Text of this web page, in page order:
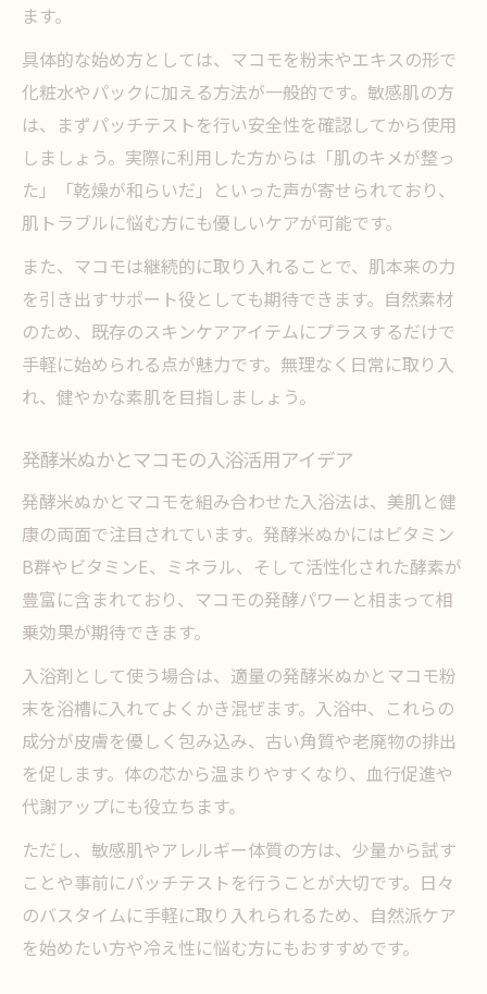
ます。
具体的な始め方としては、マコモを粉末やエキスの形で
化粧水やパックに加える方法が一般的です。敏感肌の方
は、まずパッチテストを行い安全性を確認してから使用
しましょう。実際に利用した方からは「肌のキメが整っ
た」「乾燥が和らいだ」といった声が寄せられており、
肌トラブルに悩む方にも優しいケアが可能です。
また、マコモは継続的に取り入れることで、肌本来の力
を引き出すサポート役としても期待できます。自然素材
のため、既存のスキンケアアイテムにプラスするだけで
手軽に始められる点が魅力です。無理なく日常に取り入
れ、健やかな素肌を目指しましょう。
発酵米ぬかとマコモの入浴活用アイデア
発酵米ぬかとマコモを組み合わせた入浴法は、美肌と健
康の両面で注目されています。発酵米ぬかにはビタミン
B群やビタミンE、ミネラル、そして活性化された酵素が
豊富に含まれており、マコモの発酵パワーと相まって相
乗効果が期待できます。
入浴剤として使う場合は、適量の発酵米ぬかとマコモ粉
末を浴槽に入れてよくかき混ぜます。入浴中、これらの
成分が皮膚を優しく包み込み、古い角質や老廃物の排出
を促します。体の芯から温まりやすくなり、血行促進や
代謝アップにも役立ちます。
ただし、敏感肌やアレルギー体質の方は、少量から試す
ことや事前にパッチテストを行うことが大切です。日々
のバスタイムに手軽に取り入れられるため、自然派ケア
を始めたい方や冷え性に悩む方にもおすすめです。